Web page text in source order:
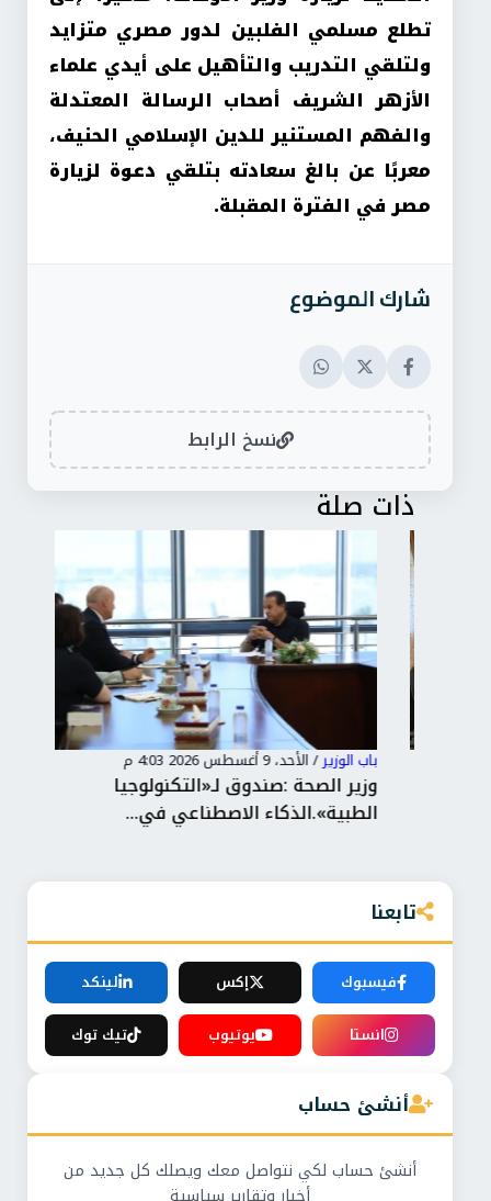
تطلع مسلمي الفلبين لدور مصري متزايد
ولتلقي التدريب والتأهيل على أيدي علماء
الأزهر الشريف أصحاب الرسالة المعتدلة
والفهم المستنير للدين الإسلامي الحنيف،
معربًا عن بالغ سعادته بتلقي دعوة لزيارة
مصر في الفترة المقبلة.
شارك الموضوع
نسخ الرابط
ذات صلة
باب الوزير / الأحد، 9 أغسطس 2026 4:03 م
وزير الصحة :صندوق لـ«التكنولوجيا
الطبية».الذكاء الاصطناعي في...
تابعنا
فيسبوك إكس
لينكد
انستا
يوتيوب تيك توك
أنشئ حساب
أنشئ حساب لكي نتواصل معك ويصلك كل جديد من